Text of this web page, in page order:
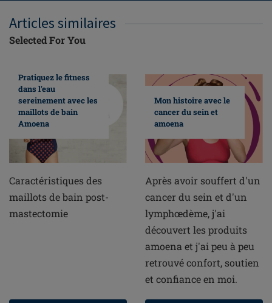
Articles similaires
Selected For You
Pratiquez le fitness
dans l'eau
sereinement avec les
maillots de bain
Amoena
Caractéristiques des
maillots de bain post-
mastectomie
Mon histoire avec le
cancer du sein et
amoena
Après avoir souffert d'un
cancer du sein et d'un
lymphœdème, j'ai
découvert les produits
amoena et j'ai peu à peu
retrouvé confort, soutien
et confiance en moi.